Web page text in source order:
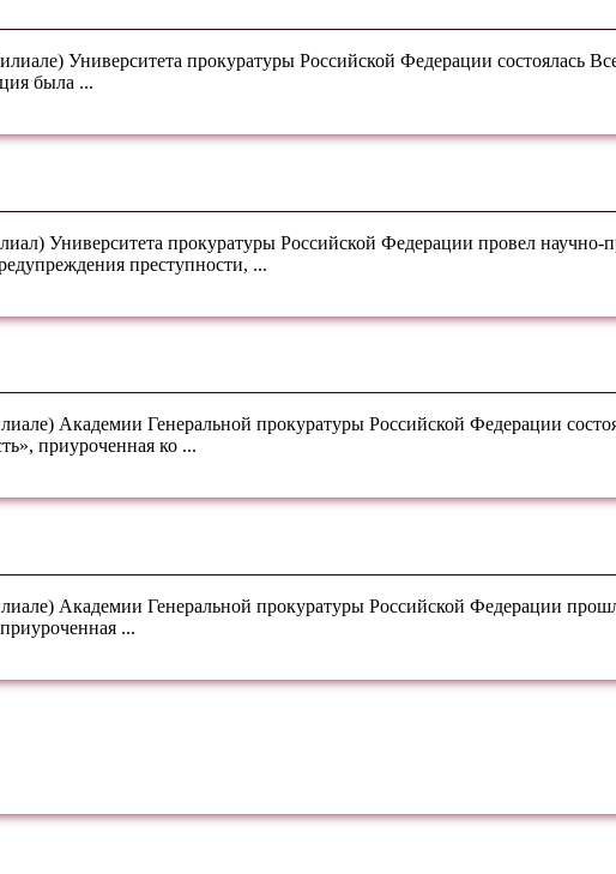
Университета прокуратуры Российской Федерации состоялась
была ...
Университета прокуратуры Российской Федерации провел
преступности, ...
Академии Генеральной прокуратуры Российской Федерации
приуроченная ко ...
Академии Генеральной прокуратуры Российской Федерации
...